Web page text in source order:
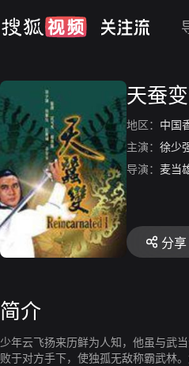
天蚕
地区： 中国
主演： 徐少
导演： 麦当
分享
简介
少年云飞扬来历鲜为人知，他虽与武
败于对方手下，使独孤无敌称霸武林